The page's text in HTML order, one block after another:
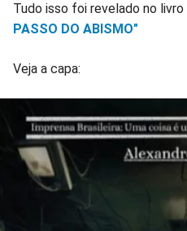
Tudo isso foi revelado no livro
PASSO DO ABISMO"
Veja a capa: